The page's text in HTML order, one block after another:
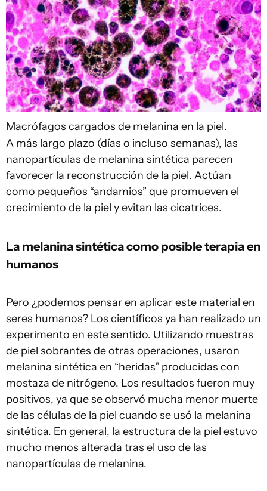
Macrófagos cargados de melanina en la piel.
A más largo plazo (días o incluso semanas), las
nanopartículas de melanina sintética parecen
favorecer la reconstrucción de la piel. Actúan
como pequeños “andamios” que promueven el
crecimiento de la piel y evitan las cicatrices.
La melanina sintética como posible terapia en
humanos
Pero ¿podemos pensar en aplicar este material en
seres humanos? Los científicos ya han realizado un
experimento en este sentido. Utilizando muestras
de piel sobrantes de otras operaciones, usaron
melanina sintética en “heridas” producidas con
mostaza de nitrógeno. Los resultados fueron muy
positivos, ya que se observó mucha menor muerte
de las células de la piel cuando se usó la melanina
sintética. En general, la estructura de la piel estuvo
mucho menos alterada tras el uso de las
nanopartículas de melanina.